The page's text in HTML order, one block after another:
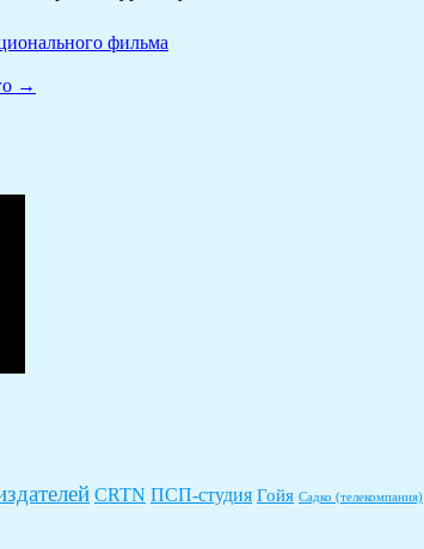
фильма
→
CRTN ПСП-студия Гойя Садко (телекомпания)